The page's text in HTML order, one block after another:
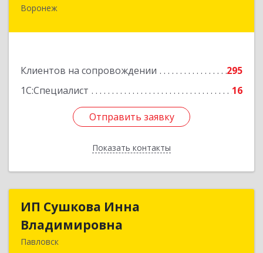
Воронеж
Клиентов на сопровождении
295
1С:Специалист
16
Отправить заявку
Показать контакты
Отправить заявку
Назад
ИП Сушкова Инна
Владимировна
Павловск
ИП Сушкова Инна